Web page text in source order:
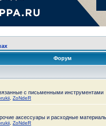
Форум
с письменными инструментами
ZoNdeR
аксессуары и расходные
ZoNdeR